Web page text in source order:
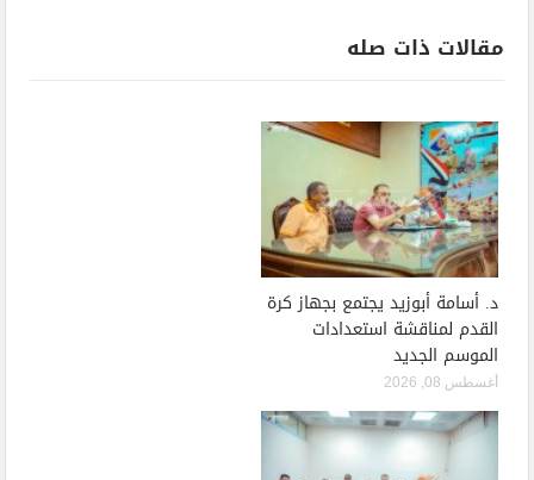
مقالات ذات صله
د. أسامة أبوزيد يجتمع بجهاز كرة
القدم لمناقشة استعدادات
الموسم الجديد
أغسطس 08, 2026